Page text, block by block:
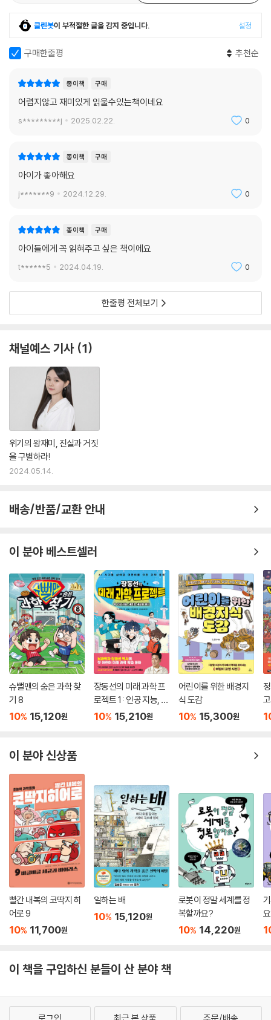
를 독려하여, 그들도 여느 경찰 못지않게 용감한 존재라고 독려한다. 어린
단하게 키우는 감동을 느낄 수 있을 것이다.
왕재미를 영영 제거하고 우주 반지의 새 주인이 되고자 하는 개구라의 어
펼쳐지게 될까? 짱센풍뎅이와 예반디는 움츠러들었던 마음을 펴고, 왕재
미를 도와 어떤 활약을 펼치게 될까? 최신 과학 지식과 유쾌한 개그가 어우
바야흐로 쏟아지는 정보 속에서 진짜와 가짜를 구별하는 능력이 책을 그대
정보가 진짜이고 가짜인지 계속해서 의심하고 확인해야 견고한 지식을 쌓
때도 마찬가지입니다. 남의 얘기를 그대로 받아들이는 것이 아니라 비판적
으로 진짜 정보를 골라낼 수 있어야 지식인으로 거듭날 수 있습니다.
더불어 저는 여러분이 자기 자신을 아끼고 사랑하는 사람이 되길 바랍니
다. 요즘처럼 남과 비교하기 쉬운 세상에서는 다른 사람을 사랑하는 것보
늘의 별처럼 빛나는 존재입니다. 어렵고 힘든 순간이 찾아와도 자신이 얼
마나 소중한지 잊지 마세요. 우리는 작지만 강하니까요!
클린봇이 부적절한 글을 감지 중입니다. 설정
구매한줄평 추천순
종이책 구매
어렵지않고 재미있게 읽울수있는책이네요
s*********j 2025.02.22. 0
종이책 구매
아이가 좋아해요
j*******9 2024.12.29. 0
종이책 구매
아이들에게 꼭 읽혀주고 싶은 책이에요
t******5 2024.04.19. 0
한줄평 전체보기
채널예스 기사 1
위기의 왕재미, 진실과 거짓
을 구별하라!
2024.05.14.
배송/반품/교환 안내
이 분야 베스트셀러
슈뻘맨의 숨은 과학 찾
기 8
10% 15,120원
장동선의 미래 과학 프
로젝트 1 : 인공 지능, 새
로운 세상을 열다
10% 15,210원
어린이를 위한 배경지
식 도감
10% 15,300원
이 분야 신상품
빨간 내복의 코딱지 히
어로 9
10% 11,700원
일하는 배
10% 15,120원
로봇이 정말 세계를 정
복할까요?
10% 14,220원
이 책을 구입하신 분들이 산 분야 책